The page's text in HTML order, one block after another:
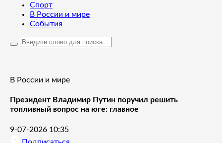
Спорт
В России и мире
События
В России и мире
Президент Владимир Путин поручил решить
топливный вопрос на юге: главное
9-07-2026 10:35